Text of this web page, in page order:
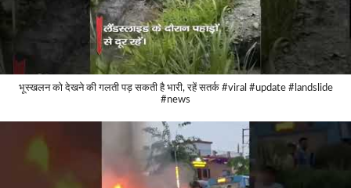
भूस्खलन को देखने की गलती पड़ सकती है भारी, रहें सतर्क #viral #update #landslide
#news